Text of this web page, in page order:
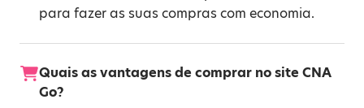
para fazer as suas compras com economia.
Quais as vantagens de comprar no site CNA
Go?